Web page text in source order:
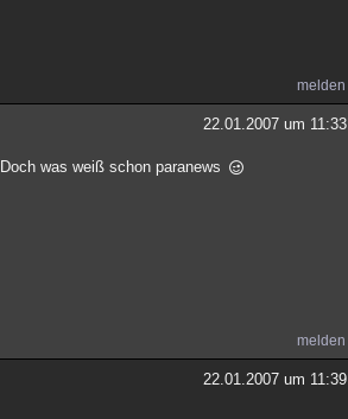
melden
22.01.2007 um 11:33
was weiß schon paranews
melden
22.01.2007 um 11:39